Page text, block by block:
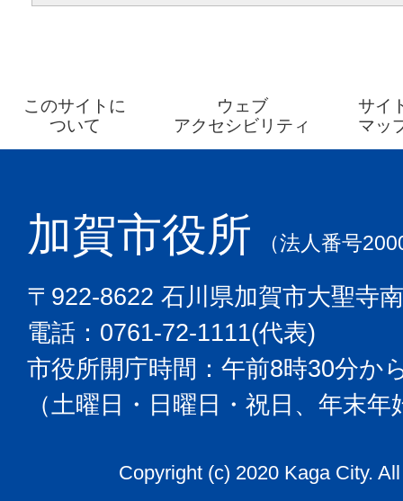
このサイトに
ついて
ウェブ
アクセシビリティ
サイ
マッ
加賀市役所 （法人番号
〒922-8622 石川県加賀市大聖寺
電話：0761-72-1111(代表)
市役所開庁時間：午前8時30分か
（土曜日・日曜日・祝日、年末
Copyright (c) 2020 Kaga City.